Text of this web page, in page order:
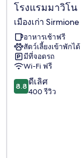
โรงแรม
มา
วิโน
เมือง
เก่า
Sirmione
โรงแรมมาวิโน
เมืองเก่า Sirmione
อาหารเช้าฟรี
สัตว์เลี้ยงเข้าพักได้
มีที่จอดรถ
Wi-Fi ฟรี
8.8
จาก
8.8 ดีเลิศ
400 รีวิว